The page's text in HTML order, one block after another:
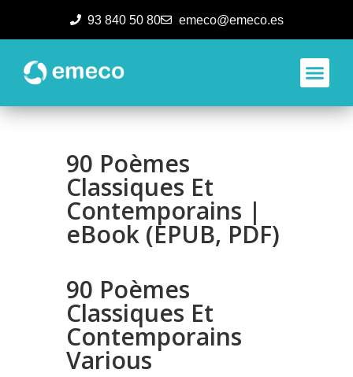
93 840 50 80 emeco@emeco.es
90 Poèmes
Classiques Et
Contemporains |
eBook (EPUB, PDF)
90 Poèmes
Classiques Et
Contemporains
Various